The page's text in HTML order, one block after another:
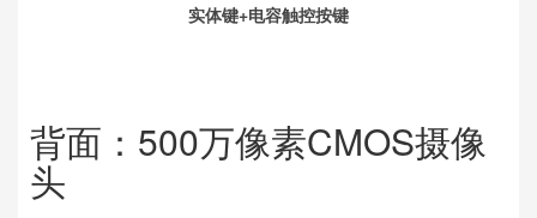
实体键+电容触控按键
背面：500万像素CMOS摄像
头